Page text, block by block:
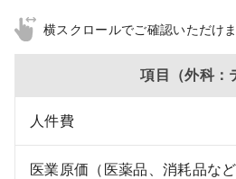
横スクロールでご確認いただけ
項目（外科：
人件費
医業原価（医薬品、消耗品など